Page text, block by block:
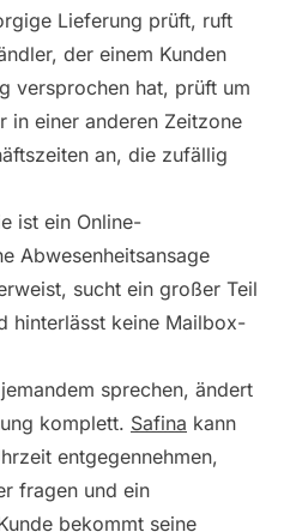
Lieferung prüft, ruft
der einem Kunden
versprochen hat, prüft um
in einer anderen Zeitzone
an, die zufällig
ist ein Online-
Abwesenheitsansage
sucht ein großer Teil
hinterlässt keine Mailbox-
sprechen, ändert
komplett. Safina kann
entgegennehmen,
fragen und ein
bekommt seine